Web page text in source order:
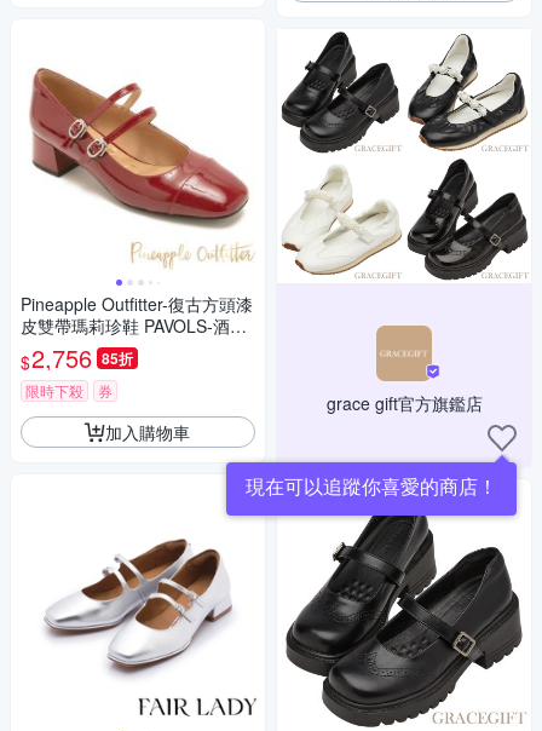
Pineapple Outfitter-復古方頭漆
皮雙帶瑪莉珍鞋 PAVOLS-酒紅
色
$2,756 85折
限時下殺 券
加入購物車
grace gift官方旗鑑店
現在可以追蹤你喜愛的商店！